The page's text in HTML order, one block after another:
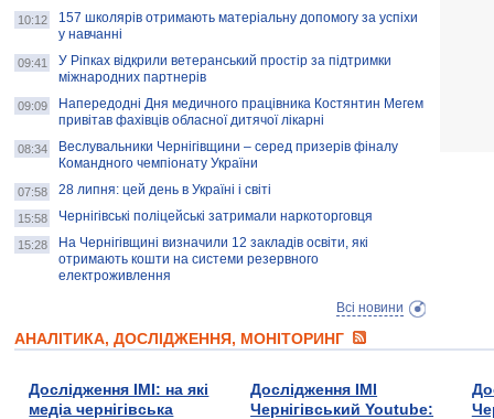
10:12
157 школярів отримають матеріальну допомогу за успіхи
у навчанні
09:41
У Ріпках відкрили ветеранський простір за підтримки
міжнародних партнерів
09:09
Напередодні Дня медичного працівника Костянтин Мегем
привітав фахівців обласної дитячої лікарні
08:34
Веслувальники Чернігівщини – серед призерів фіналу
Командного чемпіонату України
07:58 28 липня: цей день в Україні і світі
15:58 Чернігівські поліцейські затримали наркоторговця
15:28
На Чернігівщині визначили 12 закладів освіти, які
отримають кошти на системи резервного
електроживлення
Всі новини
АНАЛІТИКА, ДОСЛІДЖЕННЯ, МОНІТОРИНГ
Дослідження ІМІ: на які
медіа чернігівська
Дослідження ІМІ
Чернігівський Youtube: